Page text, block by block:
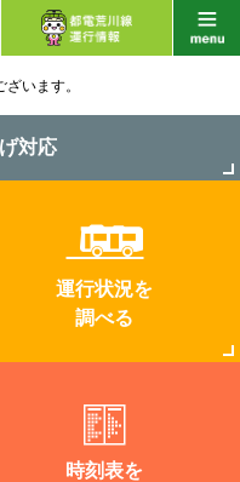
います。
対応
運行状況を
調べる
時刻表を